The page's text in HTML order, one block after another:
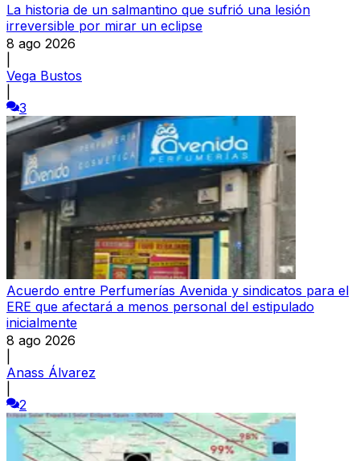
La historia de un salmantino que sufrió una lesión
irreversible por mirar un eclipse
8 ago 2026
Vega Bustos
3
Acuerdo entre Perfumerías Avenida y sindicatos para el
ERE que afectará a menos personal del estipulado
inicialmente
8 ago 2026
Anass Álvarez
2